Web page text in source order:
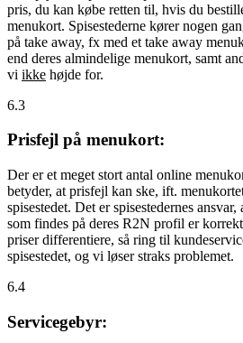
pris, du kan købe retten til, hvis du
menukort. Spisestederne kører nogen
på take away, fx med et take away
end deres almindelige menukort, samt
vi ikke højde for.
6.3
Prisfejl på menukort:
Der er et meget stort antal online
betyder, at prisfejl kan ske, ift.
spisestedet. Det er spisestedernes
som findes på deres R2N profil er
priser differentiere, så ring til
spisestedet, og vi løser straks problemet.
6.4
Servicegebyr: